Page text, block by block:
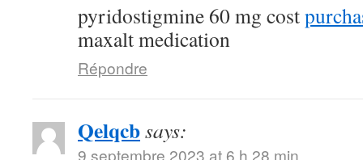
pyridostigmine 60 mg cost
maxalt medication
Répondre
Qelqcbsays:
9 septembre 2023 at 6 h 28 min